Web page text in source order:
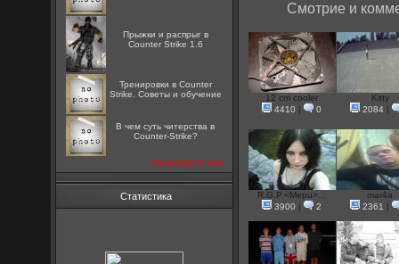
Прыжки и распрыг в
Counter Strike 1.6
Тренировки в Counter
Strike. Советы и обучение
В чем суть читерства в
Counter-Strike?
посмотреть все
Статистика
Смотрие и
12 cm cooler
4410
| 0
Kitty
2084 |
R.G.P.<Mepu>...
3900
| 2
mar4a
2361
|